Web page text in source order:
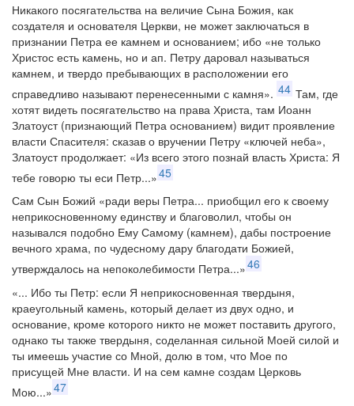
Никакого посягательства на величие Сына Божия, как
создателя и основателя Церкви, не может заключаться в
признании Петра ее камнем и основанием; ибо «не только
Христос есть камень, но и ап. Петру даровал называться
камнем, и твердо пребывающих в расположении его
справедливо называют перенесенными с камня». 44 Там, где
хотят видеть посягательство на права Христа, там Иоанн
Златоуст (признающий Петра основанием) видит проявление
власти Спасителя: сказав о вручении Петру «ключей неба»,
Златоуст продолжает: «Из всего этого познай власть Христа: Я
тебе говорю ты еси Петр...»45
Сам Сын Божий «ради веры Петра... приобщил его к своему
неприкосновенному единству и благоволил, чтобы он
назывался подобно Ему Самому (камнем), дабы построение
вечного храма, по чудесному дару благодати Божией,
утверждалось на непоколебимости Петра...»46
«... Ибо ты Петр: если Я неприкосновенная твердыня,
краеугольный камень, который делает из двух одно, и
основание, кроме которого никто не может поставить другого,
однако ты также твердыня, соделанная сильной Моей силой и
ты имеешь участие со Мной, долю в том, что Мое по
присущей Мне власти. И на сем камне создам Церковь
Мою...»47